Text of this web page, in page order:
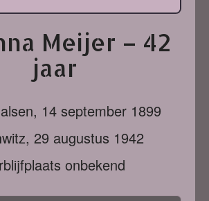
Meijer – 42
jaar
14 september 1899
29 augustus 1942
onbekend